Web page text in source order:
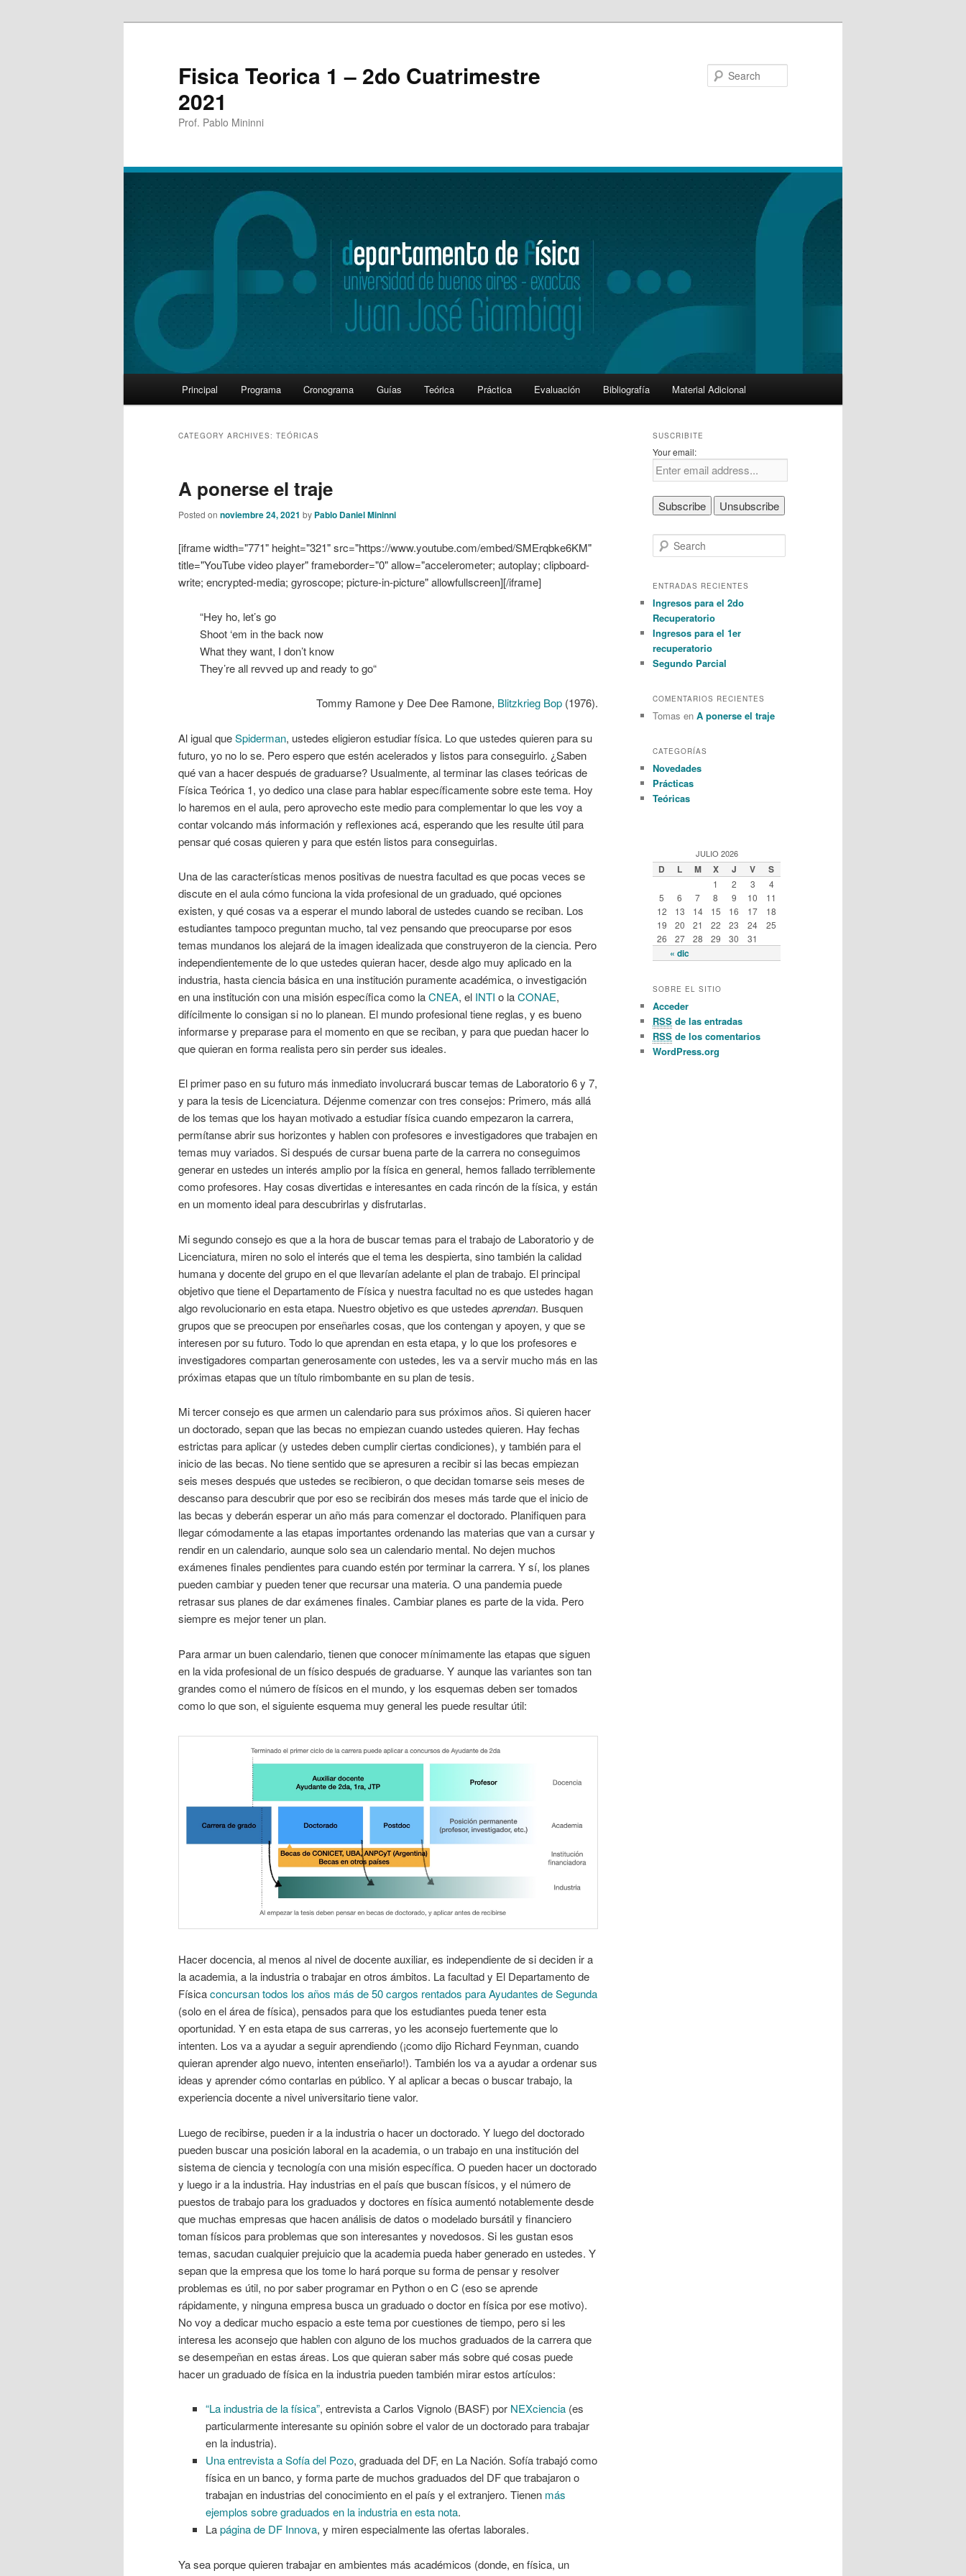
Fisica Teorica 1 – 2do Cuatrimestre
2021
Prof. Pablo Mininni
Skip
content
Skip
content
Principal Programa Cronograma Guías Teórica Práctica Evaluación Bibliografía Material Adicional
CATEGORY ARCHIVES: TEÓRICAS
A ponerse el traje
Posted on noviembre 24, 2021 by Pablo Daniel Mininni
[iframe width="771" height="321" src="https://www.youtube.com/embed/SMErqbke6KM"
title="YouTube video player" frameborder="0" allow="accelerometer; autoplay; clipboard-
write; encrypted-media; gyroscope; picture-in-picture" allowfullscreen][/iframe]
“Hey ho, let’s go
Shoot ‘em in the back now
What they want, I don’t know
They’re all revved up and ready to go“
Tommy Ramone y Dee Dee Ramone, Blitzkrieg Bop (1976).
Al igual queSpiderman, ustedes eligieron estudiar física. Lo que ustedes quieren para su
futuro, yo no lo se. Pero espero que estén acelerados y listos para conseguirlo. ¿Saben
qué van a hacer después de graduarse? Usualmente, al terminar las clases teóricas de
Física Teórica 1, yo dedico una clase para hablar específicamente sobre este tema. Hoy
lo haremos en el aula, pero aprovecho este medio para complementar lo que les voy a
contar volcando más información y reflexiones acá, esperando que les resulte útil para
pensar qué cosas quieren y para que estén listos para conseguirlas.
Una de las características menos positivas de nuestra facultad es que pocas veces se
discute en el aula cómo funciona la vida profesional de un graduado, qué opciones
existen, y qué cosas va a esperar el mundo laboral de ustedes cuando se reciban. Los
estudiantes tampoco preguntan mucho, tal vez pensando que preocuparse por esos
temas mundanos los alejará de la imagen idealizada que construyeron de la ciencia. Pero
independientemente de lo que ustedes quieran hacer, desde algo muy aplicado en la
industria, hasta ciencia básica en una institución puramente académica, o investigación
en una institución con una misión específica como laCNEA, el INTI o laCONAE,
difícilmente lo consigan si no lo planean. El mundo profesional tiene reglas, y es bueno
informarse y preparase para el momento en que se reciban, y para que puedan hacer lo
que quieran en forma realista pero sin perder sus ideales.
El primer paso en su futuro más inmediato involucrará buscar temas de Laboratorio 6 y 7,
y para la tesis de Licenciatura. Déjenme comenzar con tres consejos: Primero, más allá
de los temas que los hayan motivado a estudiar física cuando empezaron la carrera,
permítanse abrir sus horizontes y hablen con profesores e investigadores que trabajen en
temas muy variados. Si después de cursar buena parte de la carrera no conseguimos
generar en ustedes un interés amplio por la física en general, hemos fallado terriblemente
como profesores. Hay cosas divertidas e interesantes en cada rincón de la física, y están
en un momento ideal para descubrirlas y disfrutarlas.
Mi segundo consejo es que a la hora de buscar temas para el trabajo de Laboratorio y de
Licenciatura, miren no solo el interés que el tema les despierta, sino también la calidad
humana y docente del grupo en el que llevarían adelante el plan de trabajo. El principal
objetivo que tiene el Departamento de Física y nuestra facultad no es que ustedes hagan
algo revolucionario en esta etapa. Nuestro objetivo es que ustedes aprendan. Busquen
grupos que se preocupen por enseñarles cosas, que los contengan y apoyen, y que se
interesen por su futuro. Todo lo que aprendan en esta etapa, y lo que los profesores e
investigadores compartan generosamente con ustedes, les va a servir mucho más en las
próximas etapas que un título rimbombante en su plan de tesis.
Mi tercer consejo es que armen un calendario para sus próximos años. Si quieren hacer
un doctorado, sepan que las becas no empiezan cuando ustedes quieren. Hay fechas
estrictas para aplicar (y ustedes deben cumplir ciertas condiciones), y también para el
inicio de las becas. No tiene sentido que se apresuren a recibir si las becas empiezan
seis meses después que ustedes se recibieron, o que decidan tomarse seis meses de
descanso para descubrir que por eso se recibirán dos meses más tarde que el inicio de
las becas y deberán esperar un año más para comenzar el doctorado. Planifiquen para
llegar cómodamente a las etapas importantes ordenando las materias que van a cursar y
rendir en un calendario, aunque solo sea un calendario mental. No dejen muchos
exámenes finales pendientes para cuando estén por terminar la carrera. Y sí, los planes
pueden cambiar y pueden tener que recursar una materia. O una pandemia puede
retrasar sus planes de dar exámenes finales. Cambiar planes es parte de la vida. Pero
siempre es mejor tener un plan.
Para armar un buen calendario, tienen que conocer mínimamente las etapas que siguen
en la vida profesional de un físico después de graduarse. Y aunque las variantes son tan
grandes como el número de físicos en el mundo, y los esquemas deben ser tomados
como lo que son, el siguiente esquema muy general les puede resultar útil:
Hacer docencia, al menos al nivel de docente auxiliar, es independiente de si deciden ir a
la academia, a la industria o trabajar en otros ámbitos. La facultad y El Departamento de
Físicaconcursan todos los años más de 50 cargos rentados para Ayudantes de Segunda
(solo en el área de física), pensados para que los estudiantes pueda tener esta
oportunidad. Y en esta etapa de sus carreras, yo les aconsejo fuertemente que lo
intenten. Los va a ayudar a seguir aprendiendo (¡como dijo Richard Feynman, cuando
quieran aprender algo nuevo, intenten enseñarlo!). También los va a ayudar a ordenar sus
ideas y aprender cómo contarlas en público. Y al aplicar a becas o buscar trabajo, la
experiencia docente a nivel universitario tiene valor.
Luego de recibirse, pueden ir a la industria o hacer un doctorado. Y luego del doctorado
pueden buscar una posición laboral en la academia, o un trabajo en una institución del
sistema de ciencia y tecnología con una misión específica. O pueden hacer un doctorado
y luego ir a la industria. Hay industrias en el país que buscan físicos, y el número de
puestos de trabajo para los graduados y doctores en física aumentó notablemente desde
que muchas empresas que hacen análisis de datos o modelado bursátil y financiero
toman físicos para problemas que son interesantes y novedosos. Si les gustan esos
temas, sacudan cualquier prejuicio que la academia pueda haber generado en ustedes. Y
sepan que la empresa que los tome lo hará porque su forma de pensar y resolver
problemas es útil, no por saber programar en Python o en C (eso se aprende
rápidamente, y ninguna empresa busca un graduado o doctor en física por ese motivo).
No voy a dedicar mucho espacio a este tema por cuestiones de tiempo, pero si les
interesa les aconsejo que hablen con alguno de los muchos graduados de la carrera que
se desempeñan en estas áreas. Los que quieran saber más sobre qué cosas puede
hacer un graduado de física en la industria pueden también mirar estos artículos:
“La industria de la física”, entrevista a Carlos Vignolo (BASF) por NEXciencia(es
particularmente interesante su opinión sobre el valor de un doctorado para trabajar
en la industria).
Una entrevista a Sofía del Pozo, graduada del DF, en La Nación. Sofía trabajó como
física en un banco, y forma parte de muchos graduados del DF que trabajaron o
trabajan en industrias del conocimiento en el país y el extranjero. Tienen más
ejemplos sobre graduados en la industria en esta nota.
Lapágina de DF Innova, y miren especialmente las ofertas laborales.
Ya sea porque quieren trabajar en ambientes más académicos (donde, en física, un
SUSCRIBITE
Your email:
e
r
h
ENTRADAS RECIENTES
Ingresos para el 2do
Recuperatorio
Ingresos para el 1er
recuperatorio
Segundo Parcial
COMENTARIOS RECIENTES
Tomas en A ponerse el traje
CATEGORÍAS
Novedades
Prácticas
Teóricas
JULIO 2026
D L M X J V S
« dic
1 2 3
4
5
6 7 8 9 10
11
12
13 14 15 16 17
18
19
20 21 22 23 24
25
26
27 28 29 30 31
SOBRE EL SITIO
Acceder
RSS de las entradas
RSS de los comentarios
WordPress.org